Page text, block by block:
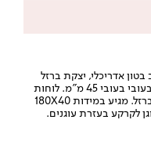
אדריכלי, יצקת ברזל
ועץ. מושב הספסל מורכב מ- 7 לוחות עץ בעובי בעובי 45 מ”מ. לוחות
העץ מחוברים לרגלי הבטון בעזרת יצקות ברזל. מגיע במידות 180X40